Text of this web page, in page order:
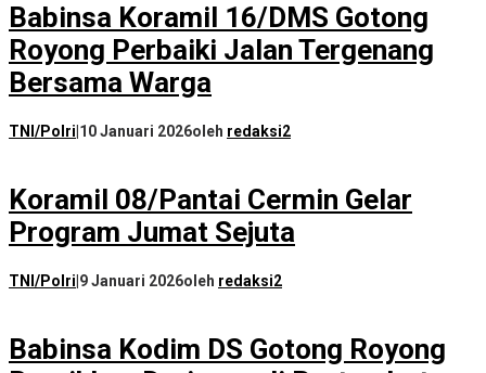
Babinsa Koramil 16/DMS Gotong
Royong Perbaiki Jalan Tergenang
Bersama Warga
TNI/Polri 10 Januari 2026oleh redaksi2
Koramil 08/Pantai Cermin Gelar
Program Jumat Sejuta
TNI/Polri 9 Januari 2026oleh redaksi2
Babinsa Kodim DS Gotong Royong